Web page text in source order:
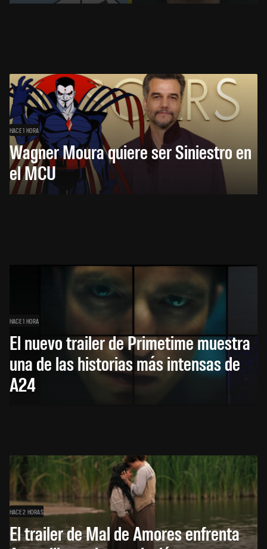
HACE 1 HORA
Wagner Moura quiere ser Siniestro en
el MCU
HACE 1 HORA
El nuevo trailer de Primetime muestra
una de las historias más intensas de
A24
HACE 2 HORAS
El trailer de Mal de Amores enfrenta